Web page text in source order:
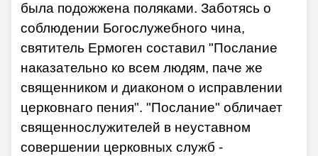
была подожжена поляками. Заботясь о
соблюдении Богослужебного чина,
святитель Ермоген составил "Послание
наказательно ко всем людям, паче же
священником и диаконом о исправлении
церковнаго пения". "Послание" обличает
священнослужителей в неуставном
совершении церковных служб -